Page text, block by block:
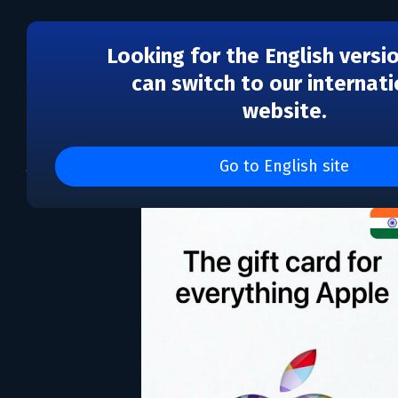
Looking for the English
can switch to our
website.
Go to English site
App Store & iTunes IN